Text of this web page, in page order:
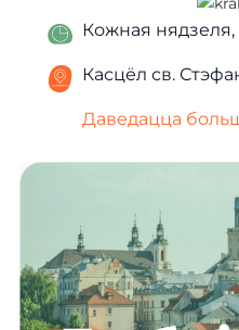
Кожная нядзеля,
Касцёл св.
Даведацца